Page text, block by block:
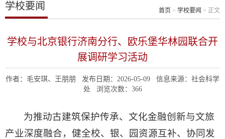
学校要闻 首页 > 学校要闻 > 正文
学校与北京银行济南分行、欧乐堡华林园联合开
展调研学习活动
作者：毛安琪、王朋朋 发布日期：2026-05-09 信息来源：社会科学
处 浏览次数： 366
为推动古建筑保护传承、文化金融创新与文旅
产业深度融合，健全校、银、园资源互补、协同发